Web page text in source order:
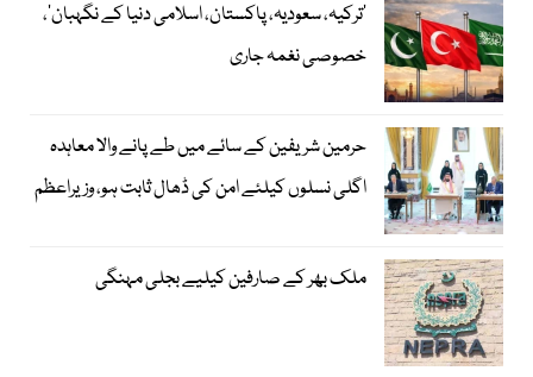
‘ترکیہ، سعودیہ، پاکستان، اسلامی دنیا کے نگہبان’،
خصوصی نغمہ جاری
حرمین شریفین کے سائے میں طے پانے والا معاہدہ
اگلی نسلوں کیلئے امن کی ڈھال ثابت ہو، وزیراعظم
ملک بھر کے صارفین کیلیے بجلی مہنگی